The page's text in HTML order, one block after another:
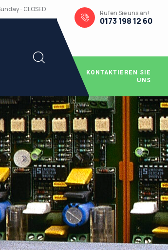
- CLOSED Rufen Sie uns an!
0173 198 12 60
KONTAKTIEREN SIE
UNS